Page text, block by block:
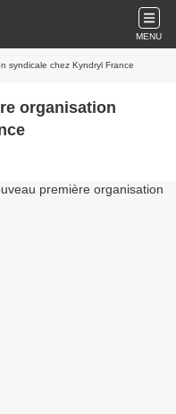
MENU
syndicale chez Kyndryl France
organisation